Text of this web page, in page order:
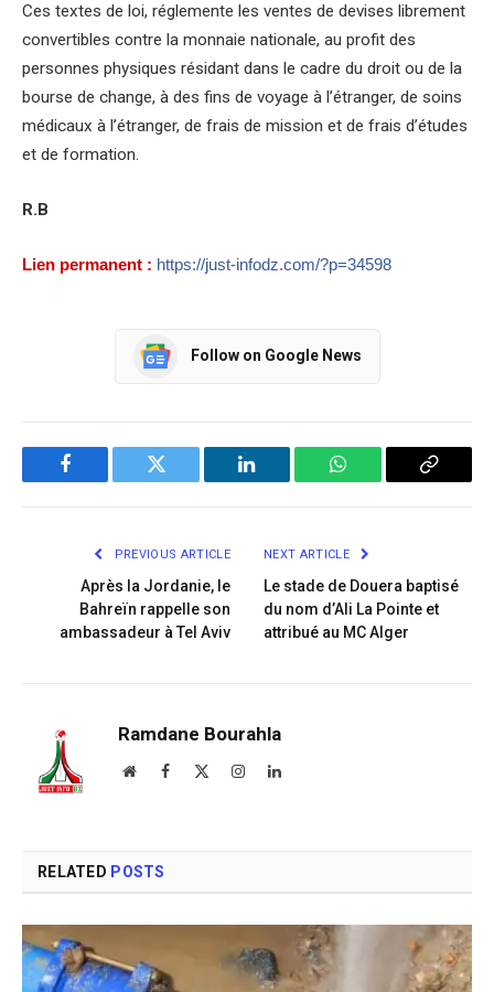
Ces textes de loi, réglemente les ventes de devises librement
convertibles contre la monnaie nationale, au profit des
personnes physiques résidant dans le cadre du droit ou de la
bourse de change, à des fins de voyage à l’étranger, de soins
médicaux à l’étranger, de frais de mission et de frais d’études
et de formation.
R.B
Lien permanent : https://just-infodz.com/?p=34598
Follow on Google News
Facebook Twitter LinkedIn WhatsApp Copy
PREVIOUS ARTICLE
Après la Jordanie, le
Bahreïn rappelle son
ambassadeur à Tel Aviv
NEXT ARTICLE
Le stade de Douera baptisé
du nom d’Ali La Pointe et
attribué au MC Alger
Ramdane Bourahla
WebsiteFacebook InstagramLinkedIn
RELATED POSTS